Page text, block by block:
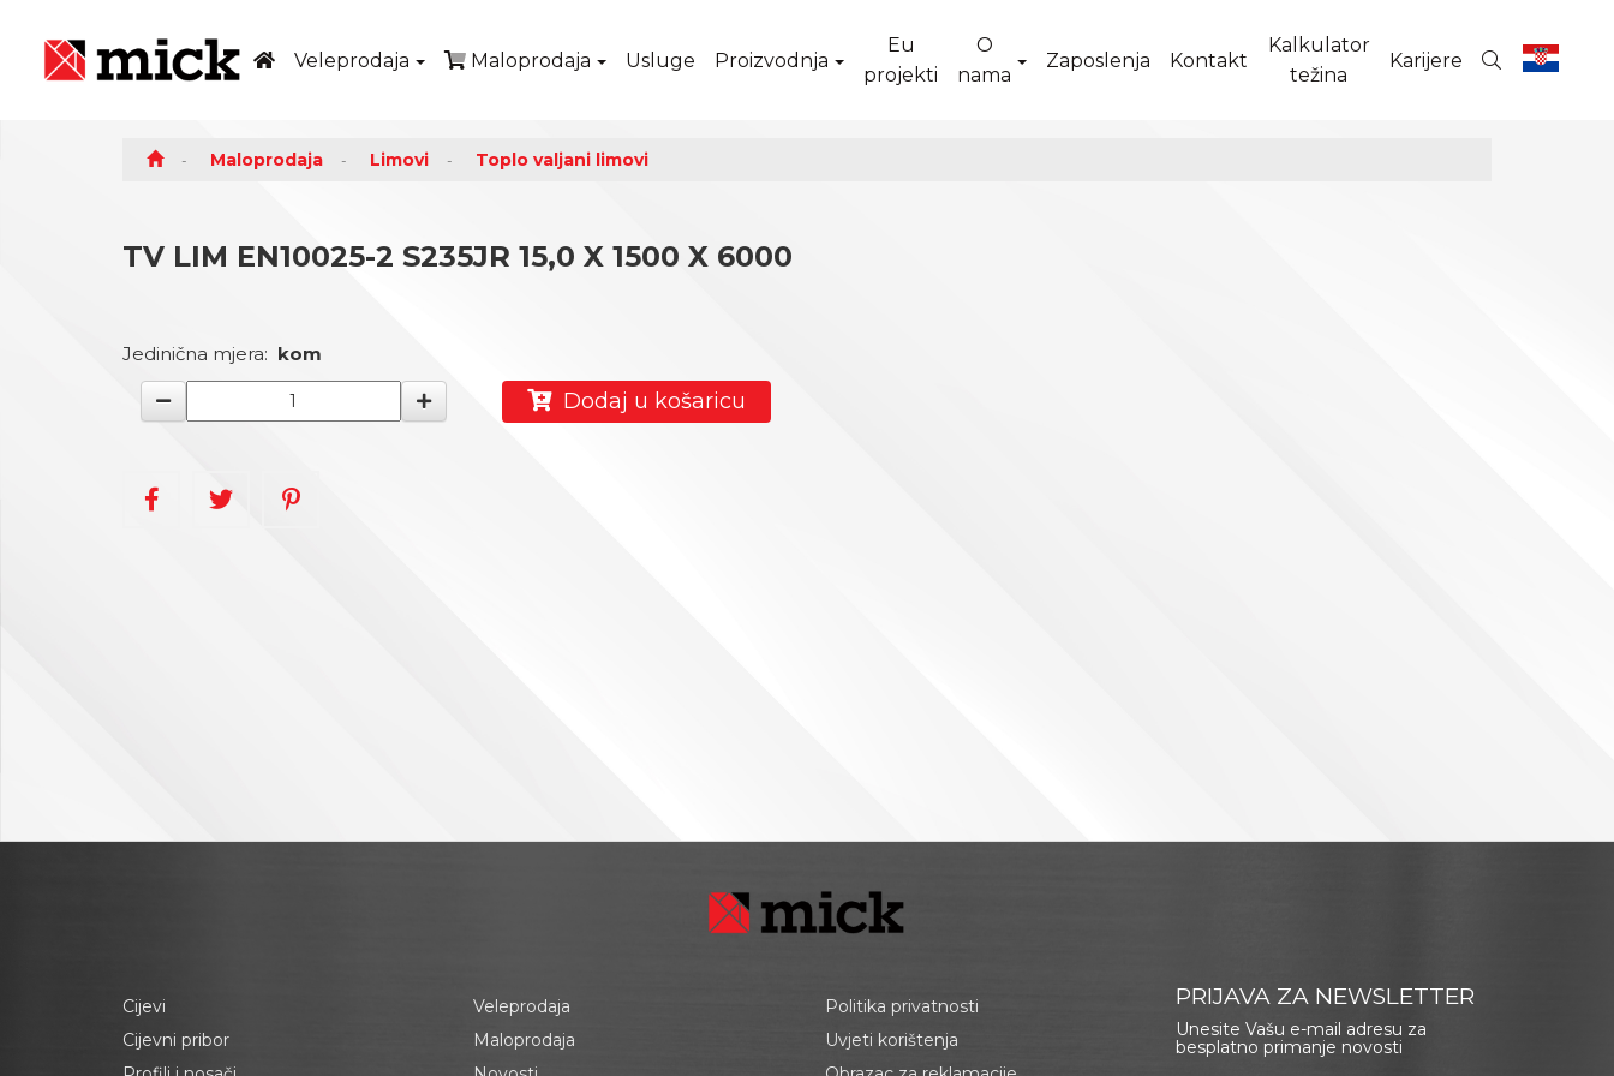
Veleprodaja Maloprodaja Usluge Proizvodnja
Eu
projekti
O
nama
Zaposlenja Kontakt
Kalkulator
težina
Karijere
Maloprodaja Limovi Toplo valjani limovi
TV LIM EN10025-2 S235JR 15,0 X 1500 X 6000
Jedinična mjera: kom
Dodaj u košaricu
Cijevi
Cijevni pribor
Veleprodaja
Maloprodaja
Politika privatnosti
Uvjeti korištenja
PRIJAVA ZA NEWSLETTER
Unesite Vašu e-mail adresu za
besplatno primanje novosti